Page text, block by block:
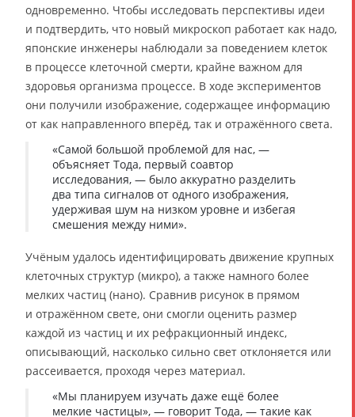
одновременно. Чтобы исследовать перспективы идеи
и подтвердить, что новый микроскоп работает как надо,
японские инженеры наблюдали за поведением клеток
в процессе клеточной смерти, крайне важном для
здоровья организма процессе. В ходе экспериментов
они получили изображение, содержащее информацию
от как направленного вперёд, так и отражённого света.
«Самой большой проблемой для нас, —
объясняет Тода, первый соавтор
исследования, — было аккуратно разделить
два типа сигналов от одного изображения,
удерживая шум на низком уровне и избегая
смешения между ними».
Учёным удалось идентифицировать движение крупных
клеточных структур (микро), а также намного более
мелких частиц (нано). Сравнив рисунок в прямом
и отражённом свете, они смогли оценить размер
каждой из частиц и их рефракционный индекс,
описывающий, насколько сильно свет отклоняется или
рассеивается, проходя через материал.
«Мы планируем изучать даже ещё более
мелкие частицы», — говорит Тода, — такие как